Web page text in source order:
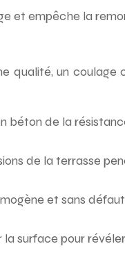
et empêche la
qualité, un
de la
de la terrasse
et sans
surface pour